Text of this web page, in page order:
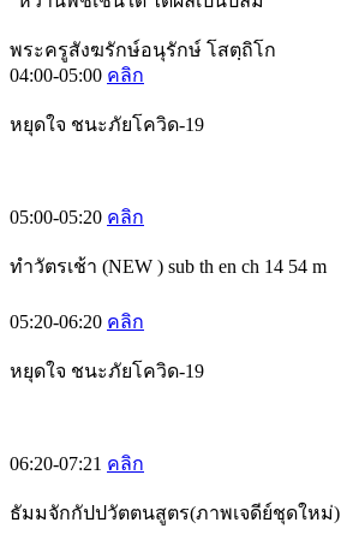
พระครูสังฆรักษ์อนุรักษ์ โสตฺถิโก
04:00-05:00 คลิก
หยุดใจ ชนะภัยโควิด-19
05:00-05:20 คลิก
ทำวัตรเช้า (NEW ) sub th en ch 14 54 m
05:20-06:20 คลิก
หยุดใจ ชนะภัยโควิด-19
06:20-07:21 คลิก
ธัมมจักกัปปวัตตนสูตร(ภาพเจดีย์ชุดใหม่)